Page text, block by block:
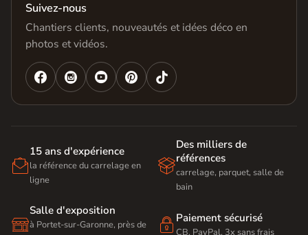
Suivez-nous
Chantiers clients, nouveautés et idées déco en
photos et vidéos.
   

15 ans d'expérience
la référence du carrelage en
ligne

Des milliers de
références
carrelage, parquet, salle de
bain

Salle d'exposition
à Portet-sur-Garonne, près de
 Paiement sécurisé
CB, PayPal, 3x sans frais